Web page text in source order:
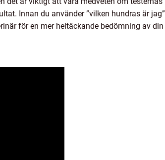
Innan du använder ”vilken hundras är jag”
för en mer heltäckande bedömning av din